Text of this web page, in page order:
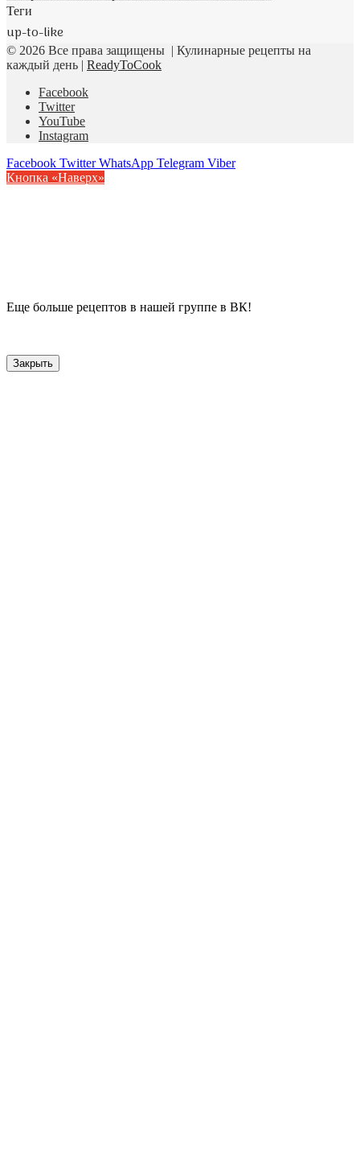
Теги
up-to-like
© 2026 Все права защищены | Кулинарные рецепты на
каждый день | ReadyToCook
Facebook
Twitter
YouTube
Instagram
Facebook Twitter WhatsApp Telegram Viber
Кнопка «Наверх»
Еще больше рецептов в нашей группе в ВК!
Закрыть